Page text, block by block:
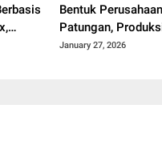
Bentuk Perusahaan
Patungan,
Bravia Resmi
January 27, 2026